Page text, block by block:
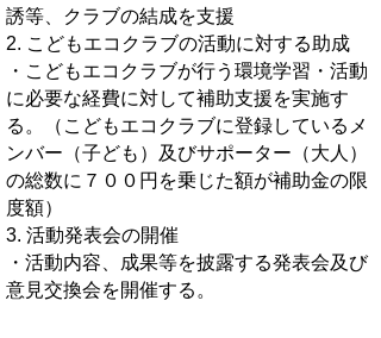
誘等、クラブの結成を支援
2. こどもエコクラブの活動に対する助成
・こどもエコクラブが行う環境学習・活動
に必要な経費に対して補助支援を実施す
る。（こどもエコクラブに登録しているメ
ンバー（子ども）及びサポーター（大人）
の総数に７００円を乗じた額が補助金の限
度額）
3. 活動発表会の開催
・活動内容、成果等を披露する発表会及び
意見交換会を開催する。